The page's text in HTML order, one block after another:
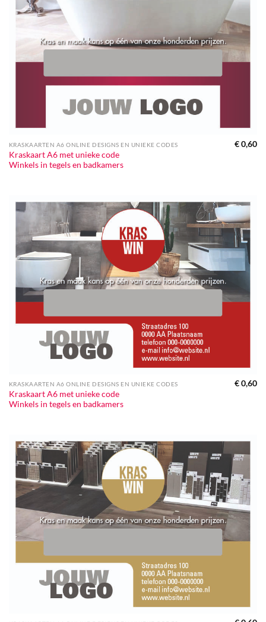
KRASKAARTEN A6 ONLINE DESIGNS EN UNIEKE CODES
Kraskaart A6 met unieke code
Winkels in tegels en badkamers
€0,60
KRASKAARTEN A6 ONLINE DESIGNS EN UNIEKE CODES
Kraskaart A6 met unieke code
Winkels in tegels en badkamers
€0,60